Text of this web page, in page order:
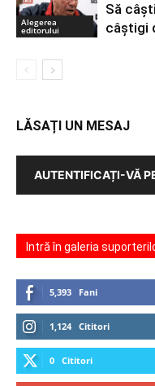
Alegerea
editorului
Să
câștigi
LĂSAȚI UN MESAJ
AUTENTIFICAȚI-VĂ
Intră în galeria
5,393 Fani
1,124 Cititori
0 Cititori